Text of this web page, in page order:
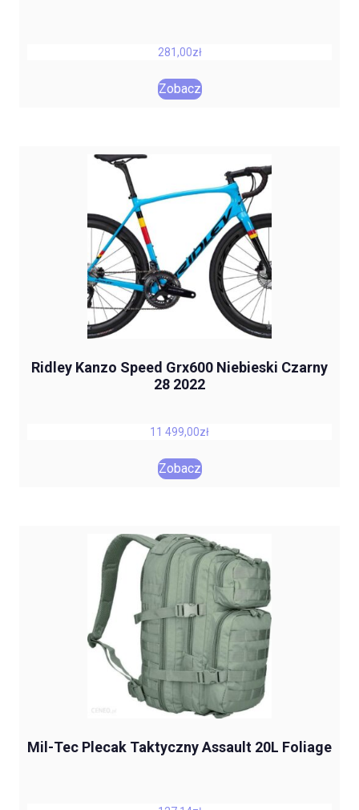
281,00zł
Zobacz
Ridley Kanzo Speed Grx600 Niebieski Czarny
28 2022
11 499,00zł
Zobacz
Mil-Tec Plecak Taktyczny Assault 20L Foliage